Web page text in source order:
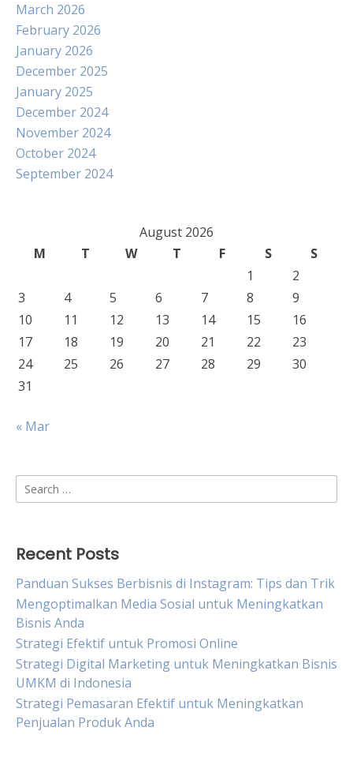
March 2026
February 2026
January 2026
December 2025
January 2025
December 2024
November 2024
October 2024
September 2024
August 2026
M
T W T F S
S
1
2
3
4 5 6 7 8
9
10
11 12 13 14 15
16
17
18 19 20 21 22
23
24
25 26 27 28 29
30
31
« Mar
Search
for:
Recent Posts
Panduan Sukses Berbisnis di Instagram: Tips dan Trik
Mengoptimalkan Media Sosial untuk Meningkatkan
Bisnis Anda
Strategi Efektif untuk Promosi Online
Strategi Digital Marketing untuk Meningkatkan Bisnis
UMKM di Indonesia
Strategi Pemasaran Efektif untuk Meningkatkan
Penjualan Produk Anda